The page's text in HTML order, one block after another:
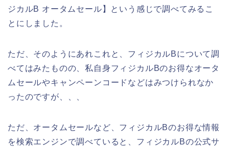
ジカルB オータムセール】という感じで調べてみるこ
とにしました。
ただ、そのようにあれこれと、フィジカルBについて調
べてはみたものの、私自身フィジカルBのお得なオータ
ムセールやキャンペーンコードなどはみつけられなか
ったのですが、、、
ただ、オータムセールなど、フィジカルBのお得な情報
を検索エンジンで調べていると、フィジカルBの公式サ